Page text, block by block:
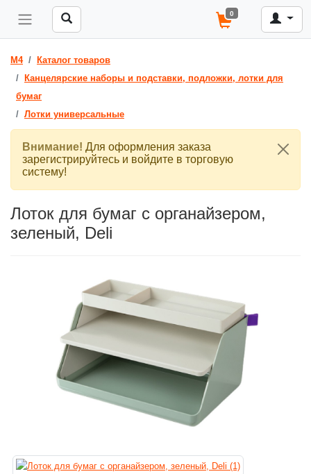
0
M4
Каталог товаров
Канцелярские наборы и подставки, подложки, лотки для
бумаг
Лотки универсальные
Внимание! Для оформления заказа
зарегистрируйтесь и войдите в торговую
систему!
Лоток для бумаг с органайзером,
зеленый, Deli